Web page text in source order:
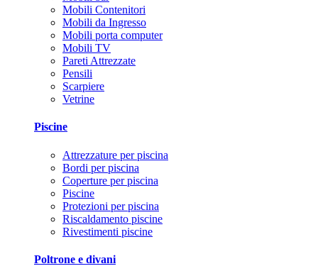
Mobili Contenitori
Mobili da Ingresso
Mobili porta computer
Mobili TV
Pareti Attrezzate
Pensili
Scarpiere
Vetrine
Piscine
Attrezzature per piscina
Bordi per piscina
Coperture per piscina
Piscine
Protezioni per piscina
Riscaldamento piscine
Rivestimenti piscine
Poltrone e divani